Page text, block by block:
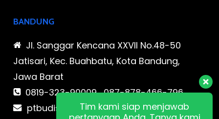
BANDUNG
Jl. Sanggar Kencana XXVII No.48-50
Jatisari, Kec. Buahbatu, Kota Bandung,
Jawa Barat
0819-323-90009 , 087-878-466-796
ptbudispool@gmail.comTim kami siap menjawab